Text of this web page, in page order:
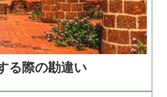
る際の勘違い